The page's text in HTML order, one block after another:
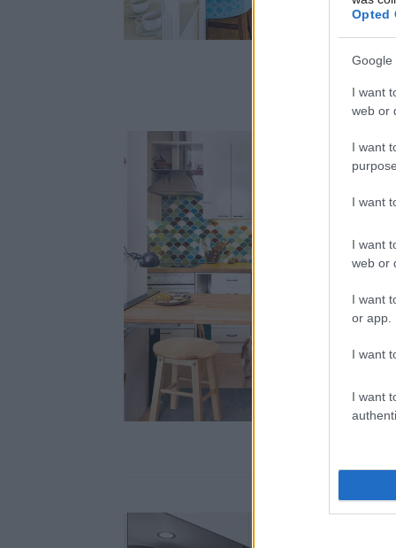
Opted
Google
I want
web or
I want
I want
I want
web or
I want
or app.
I want
I want